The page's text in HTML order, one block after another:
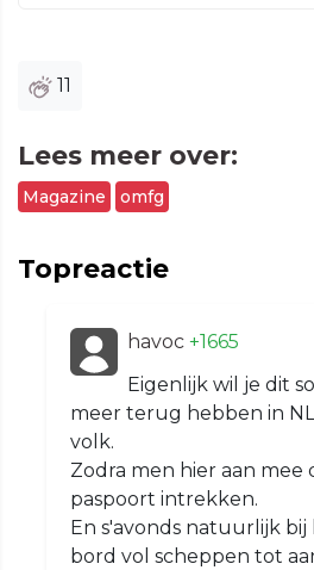
11
Lees meer over:
Magazine omfg
Topreactie
havoc +1665
Eigenlijk wil je dit
meer terug hebben in
volk.
Zodra men hier aan mee
paspoort intrekken.
En s'avonds natuurlijk
bord vol scheppen tot